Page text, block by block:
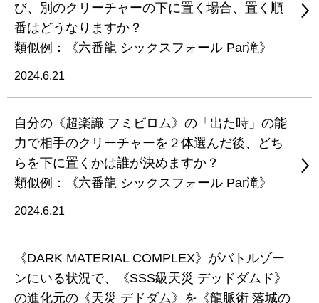
び、別のクリーチャーの下に置く場合、置く順
番はどうなりますか？
類似例：《六番龍 シックスフォール Par滝》
2024.6.21
自分の《超楽識 フミビロム》の「出た時」の能
力で相手のクリーチャーを２体選んだ後、どち
らを下に置くかは誰が決めますか？
類似例：《六番龍 シックスフォール Par滝》
2024.6.21
《DARK MATERIAL COMPLEX》がバトルゾー
ンにいる状況で、《SSS級天災 デッドダムド》
の進化元の《天災 デドダム》を《龍脈術 落城の